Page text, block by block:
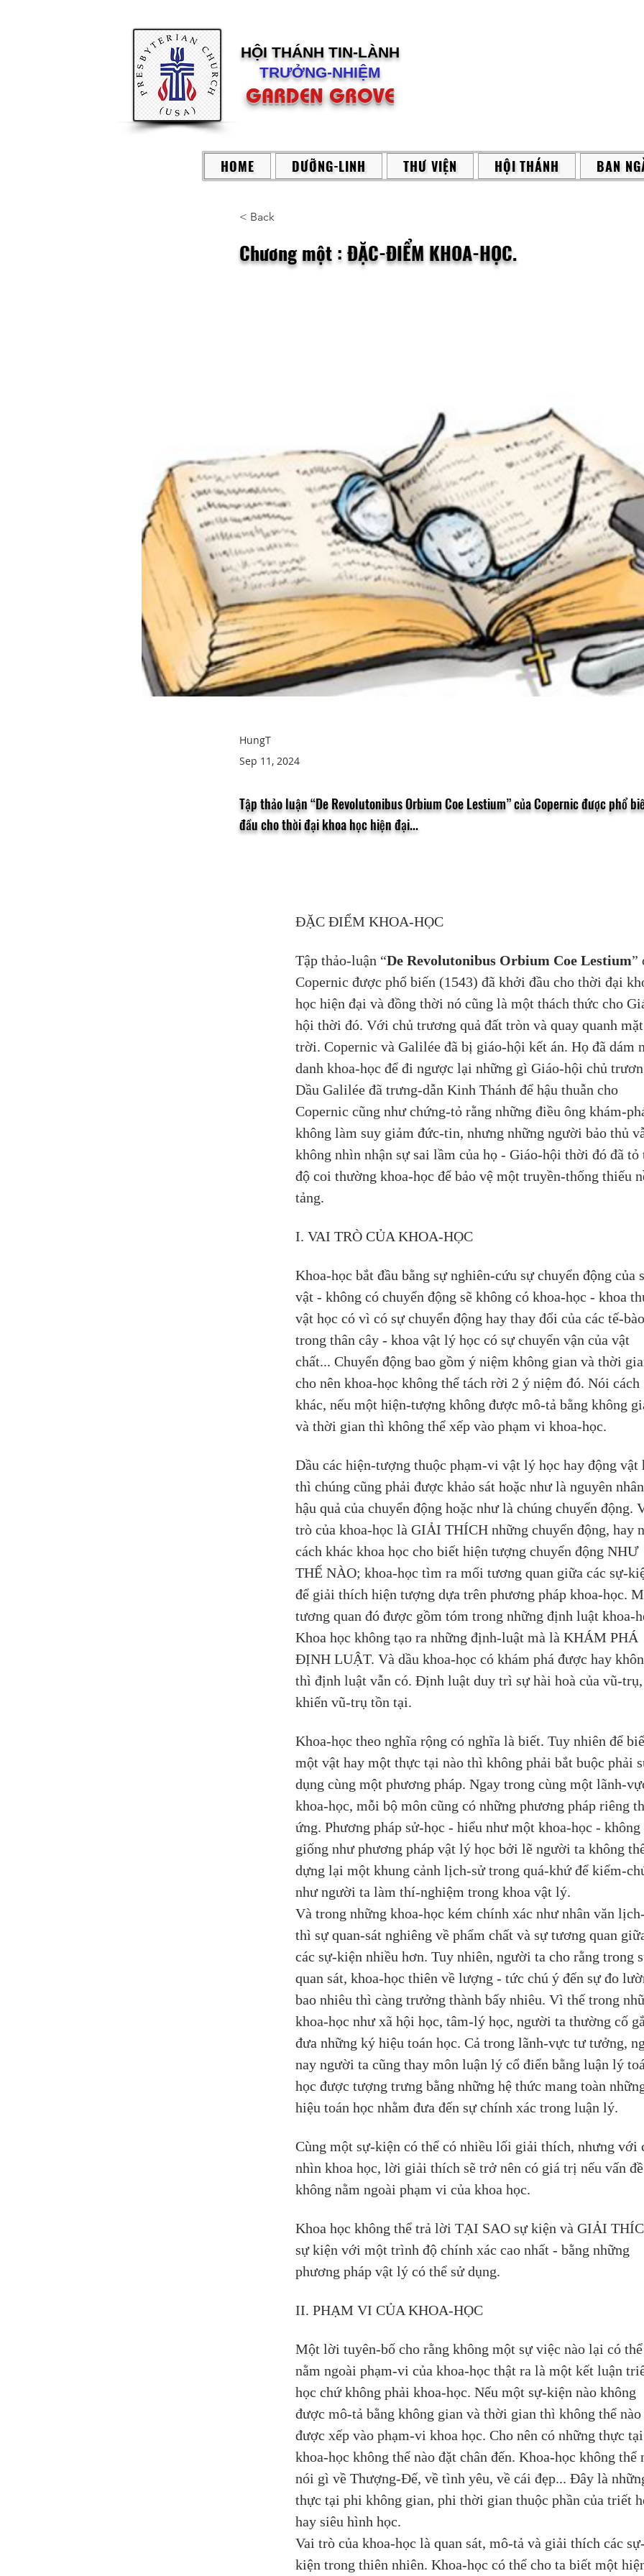
HỘI THÁNH TIN-LÀNH
TRƯỞNG-NHIỆM
GARDEN GROVE
HOME DƯỠNG-LINH THƯ VIỆN HỘI THÁNH BAN
< Back
Chương một : ĐẶC-ĐIỂM KHOA-HỌC.
HungT
Sep 11, 2024
Tập thảo luận “De Revolutonibus Orbium Coe Lestium” của Copernic được phổ
đầu cho thời đại khoa học hiện đại...
ĐẶC ĐIỂM KHOA-HỌC
Tập thảo-luận “De Revolutonibus Orbium Coe Lestium”
Copernic được phổ biến (1543) đã khởi đầu cho thời đại
học hiện đại và đồng thời nó cũng là một thách thức cho
hội thời đó. Với chủ trương quả đất tròn và quay quanh mặt
trời. Copernic và Galilée đã bị giáo-hội kết án. Họ đã dám
danh khoa-học để đi ngược lại những gì Giáo-hội chủ
Dầu Galilée đã trưng-dẫn Kinh Thánh để hậu thuẫn cho
Copernic cũng như chứng-tỏ rằng những điều ông khám-
không làm suy giảm đức-tin, nhưng những người bảo thủ
không nhìn nhận sự sai lầm của họ - Giáo-hội thời đó đã tỏ
độ coi thường khoa-học để bảo vệ một truyền-thống thiếu
tảng.
I. VAI TRÒ CỦA KHOA-HỌC
Khoa-học bắt đầu bằng sự nghiên-cứu sự chuyển động của
vật - không có chuyển động sẽ không có khoa-học - khoa
vật học có vì có sự chuyển động hay thay đổi của các tế-bào
trong thân cây - khoa vật lý học có sự chuyển vận của vật
chất... Chuyển động bao gồm ý niệm không gian và thời
cho nên khoa-học không thể tách rời 2 ý niệm đó. Nói cách
khác, nếu một hiện-tượng không được mô-tả bằng không
và thời gian thì không thể xếp vào phạm vi khoa-học.
Dầu các hiện-tượng thuộc phạm-vi vật lý học hay động vật
thì chúng cũng phải được khảo sát hoặc như là nguyên
hậu quả của chuyển động hoặc như là chúng chuyển động.
trò của khoa-học là GIẢI THÍCH những chuyển động, hay
cách khác khoa học cho biết hiện tượng chuyển động NHƯ
THẾ NÀO; khoa-học tìm ra mối tương quan giữa các sự-
để giải thích hiện tượng dựa trên phương pháp khoa-học.
tương quan đó được gồm tóm trong những định luật khoa-
Khoa học không tạo ra những định-luật mà là KHÁM PHÁ
ĐỊNH LUẬT. Và dầu khoa-học có khám phá được hay
thì định luật vẫn có. Định luật duy trì sự hài hoà của vũ-trụ,
khiến vũ-trụ tồn tại.
Khoa-học theo nghĩa rộng có nghĩa là biết. Tuy nhiên để
một vật hay một thực tại nào thì không phải bắt buộc phải
dụng cùng một phương pháp. Ngay trong cùng một lãnh-
khoa-học, mỗi bộ môn cũng có những phương pháp riêng
ứng. Phương pháp sử-học - hiểu như một khoa-học - không
giống như phương pháp vật lý học bởi lẽ người ta không
dựng lại một khung cảnh lịch-sử trong quá-khứ để kiểm-
như người ta làm thí-nghiệm trong khoa vật lý.
Và trong những khoa-học kém chính xác như nhân văn
thì sự quan-sát nghiêng về phẩm chất và sự tương quan
các sự-kiện nhiều hơn. Tuy nhiên, người ta cho rằng trong
quan sát, khoa-học thiên về lượng - tức chú ý đến sự đo
bao nhiêu thì càng trưởng thành bấy nhiêu. Vì thế trong
khoa-học như xã hội học, tâm-lý học, người ta thường cố
đưa những ký hiệu toán học. Cả trong lãnh-vực tư tưởng,
nay người ta cũng thay môn luận lý cổ điển bằng luận lý
học được tượng trưng bằng những hệ thức mang toàn
hiệu toán học nhằm đưa đến sự chính xác trong luận lý.
Cùng một sự-kiện có thể có nhiều lối giải thích, nhưng với
nhìn khoa học, lời giải thích sẽ trở nên có giá trị nếu vấn đề
không nằm ngoài phạm vi của khoa học.
Khoa học không thể trả lời TẠI SAO sự kiện và GIẢI
sự kiện với một trình độ chính xác cao nhất - bằng những
phương pháp vật lý có thể sử dụng.
II. PHẠM VI CỦA KHOA-HỌC
Một lời tuyên-bố cho rằng không một sự việc nào lại có thể
nằm ngoài phạm-vi của khoa-học thật ra là một kết luận
học chứ không phải khoa-học. Nếu một sự-kiện nào không
được mô-tả bằng không gian và thời gian thì không thể nào
được xếp vào phạm-vi khoa học. Cho nên có những thực
khoa-học không thể nào đặt chân đến. Khoa-học không thể
nói gì về Thượng-Đế, về tình yêu, về cái đẹp... Đây là
thực tại phi không gian, phi thời gian thuộc phần của triết
hay siêu hình học.
Vai trò của khoa-học là quan sát, mô-tả và giải thích các sự-
kiện trong thiên nhiên. Khoa-học có thể cho ta biết một